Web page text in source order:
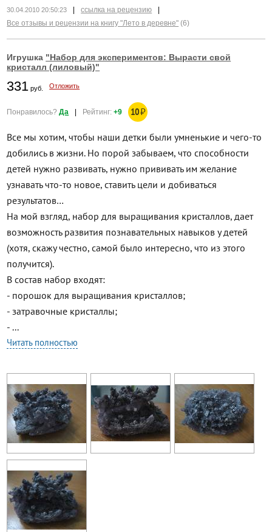
30.04.2010 20:50:23 ссылка на рецензию
Все отзывы и рецензии на книгу "Лето в деревне" (6)
Игрушка "Набор для экспериментов: Вырасти свой
кристалл (лиловый)"
331 руб. Отложить
Понравилось?Да | Рейтинг:+9 10₽
Все мы хотим, чтобы наши детки были умненькие и чего-то
добились в жизни. Но порой забываем, что способности
детей нужно развивать, нужно прививать им желание
узнавать что-то новое, ставить цели и добиваться
результатов…
На мой взгляд, набор для выращивания кристаллов, дает
возможность развития познавательных навыков у детей
(хотя, скажу честно, самой было интересно, что из этого
получится).
В состав набор входят:
- порошок для выращивания кристаллов;
- затравочные кристаллы;
- ...
Читать полностью